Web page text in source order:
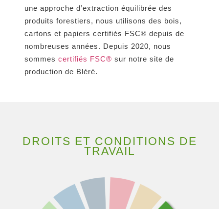
une approche d’extraction équilibrée des
produits forestiers, nous utilisons des bois,
cartons et papiers certifiés FSC® depuis de
nombreuses années. Depuis 2020, nous
sommes certifiés FSC® sur notre site de
production de Bléré.
DROITS ET CONDITIONS DE
TRAVAIL